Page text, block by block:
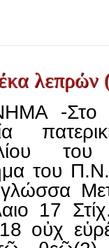
λεπρών
-Στο
του
του Π.Ν.
γλώσσα
17
οὐχ